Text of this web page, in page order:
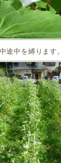
途中を縛ります。